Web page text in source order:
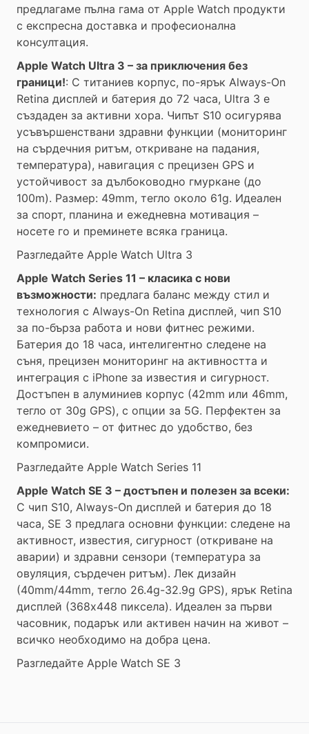
предлагаме пълна гама от Apple Watch продукти
с експресна доставка и професионална
консултация.
Apple Watch Ultra 3 – за приключения без
граници!: С титаниев корпус, по-ярък Always-On
Retina дисплей и батерия до 72 часа, Ultra 3 е
създаден за активни хора. Чипът S10 осигурява
усъвършенствани здравни функции (мониторинг
на сърдечния ритъм, откриване на падания,
температура), навигация с прецизен GPS и
устойчивост за дълбоководно гмуркане (до
100m). Размер: 49mm, тегло около 61g. Идеален
за спорт, планина и ежедневна мотивация –
носете го и преминете всяка граница.
Разгледайте Apple Watch Ultra 3
Apple Watch Series 11 – класика с нови
възможности: предлага баланс между стил и
технология с Always-On Retina дисплей, чип S10
за по-бърза работа и нови фитнес режими.
Батерия до 18 часа, интелигентно следене на
съня, прецизен мониторинг на активността и
интеграция с iPhone за известия и сигурност.
Достъпен в алуминиев корпус (42mm или 46mm,
тегло от 30g GPS), с опции за 5G. Перфектен за
ежедневието – от фитнес до удобство, без
компромиси.
Разгледайте Apple Watch Series 11
Apple Watch SE 3 – достъпен и полезен за всеки:
С чип S10, Always-On дисплей и батерия до 18
часа, SE 3 предлага основни функции: следене на
активност, известия, сигурност (откриване на
аварии) и здравни сензори (температура за
овуляция, сърдечен ритъм). Лек дизайн
(40mm/44mm, тегло 26.4g-32.9g GPS), ярък Retina
дисплей (368x448 пиксела). Идеален за първи
часовник, подарък или активен начин на живот –
всичко необходимо на добра цена.
Разгледайте Apple Watch SE 3